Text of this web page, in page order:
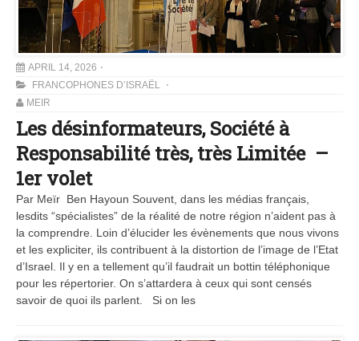
APRIL 14, 2026
FRANCOPHONES D’ISRAËL
MEIR
Les désinformateurs, Société à
Responsabilité très, très Limitée –
1er volet
Par Meïr Ben Hayoun Souvent, dans les médias français,
lesdits “spécialistes” de la réalité de notre région n’aident pas à
la comprendre. Loin d’élucider les évènements que nous vivons
et les expliciter, ils contribuent à la distortion de l’image de l’Etat
d’Israel. Il y en a tellement qu’il faudrait un bottin téléphonique
pour les répertorier. On s’attardera à ceux qui sont censés
savoir de quoi ils parlent. Si on les